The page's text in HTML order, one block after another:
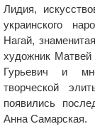
Лидия,
украинского
Нагай,
художник
Гурьевич и
творческой
появились
Анна Самарская.